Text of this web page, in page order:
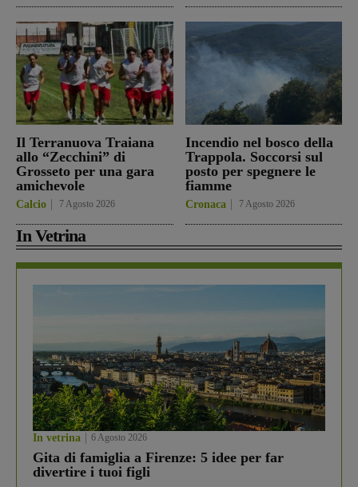
Il Terranuova Traiana
allo “Zecchini” di
Grosseto per una gara
amichevole
Calcio 7 Agosto 2026
Incendio nel bosco della
Trappola. Soccorsi sul
posto per spegnere le
fiamme
Cronaca 7 Agosto 2026
In Vetrina
In vetrina 6 Agosto 2026
Gita di famiglia a Firenze: 5 idee per far
divertire i tuoi figli